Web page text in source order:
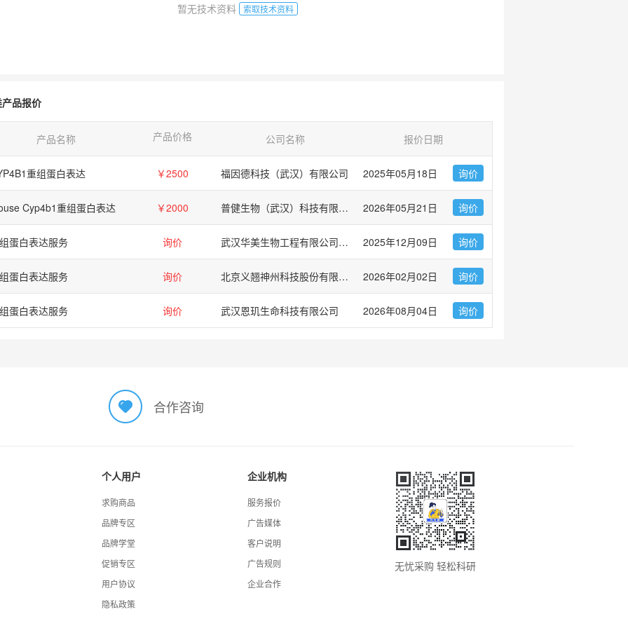
暂无技术资料 索取技术资料
品报价
产品名称 产品价格 公司名称 报价日期
重组蛋白表达 ￥2500 福因德科技（武汉）有限公司 2025年05月18日 询价
Cyp4b1重组蛋白表达 ￥2000 普健生物（武汉）科技有限公司 2026年05月21日 询价
蛋白表达服务 询价 武汉华美生物工程有限公司CUSABIO® 2025年12月09日 询价
蛋白表达服务 询价 北京义翘神州科技股份有限公司(Sino Biological Inc.) 2026年02月02日 询价
蛋白表达服务 询价 武汉恩玑生命科技有限公司 2026年08月04日 询价
合作咨询
个人用户
求购商品
品牌专区
品牌学堂
促销专区
用户协议
隐私政策
企业机构
服务报价
广告媒体
客户说明
广告规则
企业合作
无忧采购 轻松科研